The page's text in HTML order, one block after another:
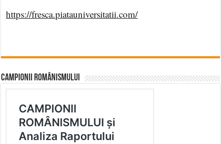
https://fresca.piatauniversitatii.com/
CAMPIONII ROMÂNISMULUI